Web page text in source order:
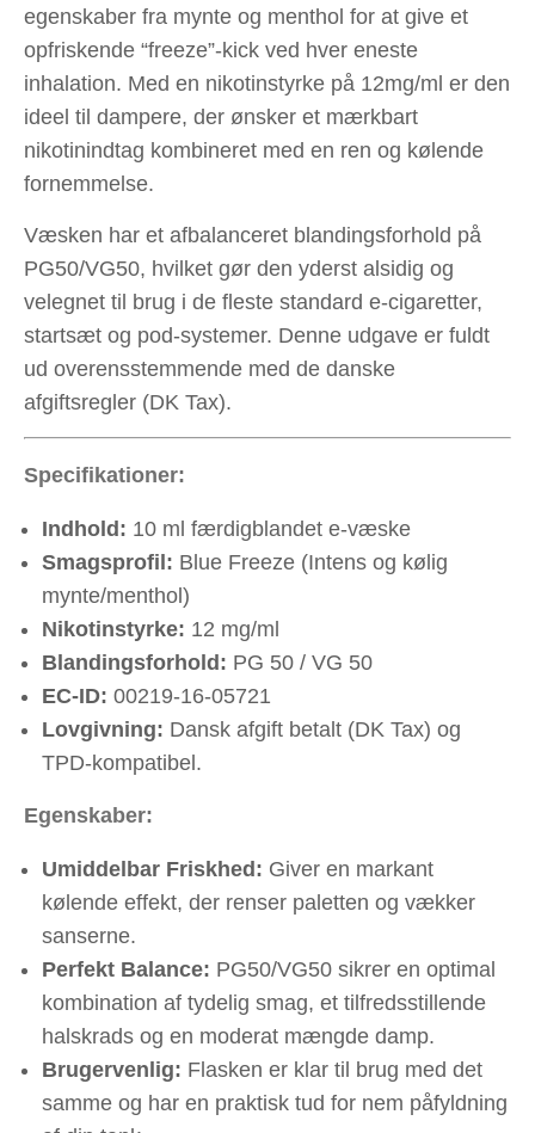
egenskaber fra mynte og menthol for at give et
opfriskende “freeze”-kick ved hver eneste
inhalation. Med en nikotinstyrke på 12mg/ml er den
ideel til dampere, der ønsker et mærkbart
nikotinindtag kombineret med en ren og kølende
fornemmelse.
Væsken har et afbalanceret blandingsforhold på
PG50/VG50, hvilket gør den yderst alsidig og
velegnet til brug i de fleste standard e-cigaretter,
startsæt og pod-systemer. Denne udgave er fuldt
ud overensstemmende med de danske
afgiftsregler (DK Tax).
Specifikationer:
Indhold: 10 ml færdigblandet e-væske
Smagsprofil: Blue Freeze (Intens og kølig
mynte/menthol)
Nikotinstyrke: 12 mg/ml
Blandingsforhold: PG 50 / VG 50
EC-ID: 00219-16-05721
Lovgivning: Dansk afgift betalt (DK Tax) og
TPD-kompatibel.
Egenskaber:
Umiddelbar Friskhed: Giver en markant
kølende effekt, der renser paletten og vækker
sanserne.
Perfekt Balance: PG50/VG50 sikrer en optimal
kombination af tydelig smag, et tilfredsstillende
halskrads og en moderat mængde damp.
Brugervenlig: Flasken er klar til brug med det
samme og har en praktisk tud for nem påfyldning